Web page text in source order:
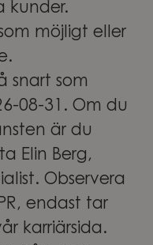
kunder.
möjligt eller
snart som
08-31. Om du
är du
Elin Berg,
Observera
endast tar
karriärsida.